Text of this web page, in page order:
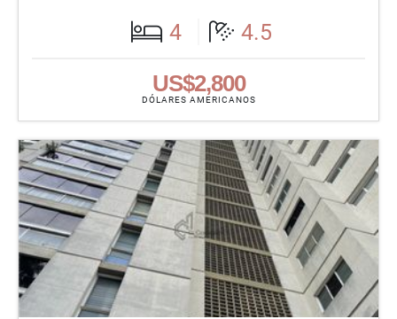
4 4.5
US$2,800
DÓLARES AMERICANOS